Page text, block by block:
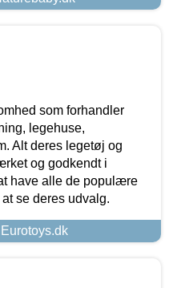
som forhandler
legehuse,
Alt deres legetøj og
og godkendt i
have alle de populære
se deres udvalg.